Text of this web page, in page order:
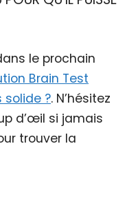
le prochain
Brain Test
solide ?. N’hésitez
d’œil si jamais
trouver la